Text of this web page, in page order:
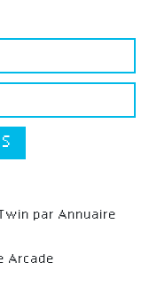
par Annuaire
Arcade